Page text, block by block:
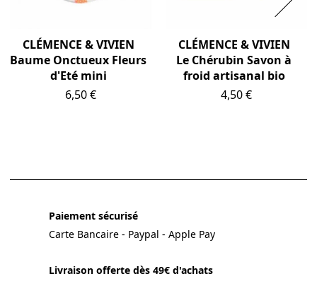
CLÉMENCE & VIVIEN
Baume Onctueux Fleurs
d'Eté mini
Prix
6,50 €
CLÉMENCE & VIVIEN
Le Chérubin Savon à
froid artisanal bio
Prix
4,50 €
Paiement sécurisé
Carte Bancaire - Paypal - Apple Pay
Livraison offerte dès 49€ d'achats